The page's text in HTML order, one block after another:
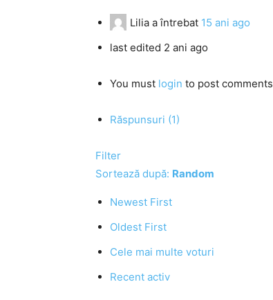
Lilia a întrebat 15 ani ago
last edited 2 ani ago
You must login to post comments
Răspunsuri (1)
Filter
Sortează după: Random
Newest First
Oldest First
Cele mai multe voturi
Recent activ